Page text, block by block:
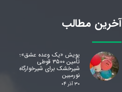
آخرین مطالب
پویش «یک وعده عشق»؛
تأمین ۳۵۰۰ قوطی
شیرخشک برای شیرخوارگاه
نورمبین
۳۰ آذر ۰۴